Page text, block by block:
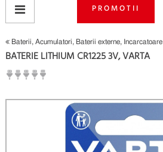
PROMOTII
Baterii, Acumulatori, Baterii externe, Incarcatoare
BATERIE LITHIUM CR1225 3V, VARTA
Fii primul care scrie un review